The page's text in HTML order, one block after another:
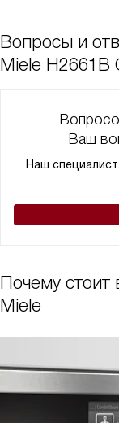
Вопросы и
Miele H2661B
Ваш
Наш
Почему
Miele